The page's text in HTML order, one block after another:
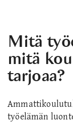
Mitä
mitä
tarjoaa?
työelämän